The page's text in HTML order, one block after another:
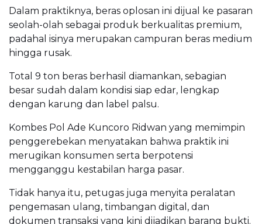
Dalam praktiknya, beras oplosan ini dijual ke pasaran
seolah-olah sebagai produk berkualitas premium,
padahal isinya merupakan campuran beras medium
hingga rusak.
Total 9 ton beras berhasil diamankan, sebagian
besar sudah dalam kondisi siap edar, lengkap
dengan karung dan label palsu.
Kombes Pol Ade Kuncoro Ridwan yang memimpin
penggerebekan menyatakan bahwa praktik ini
merugikan konsumen serta berpotensi
mengganggu kestabilan harga pasar.
Tidak hanya itu, petugas juga menyita peralatan
pengemasan ulang, timbangan digital, dan
dokumen transaksi yang kini dijadikan barang bukti.